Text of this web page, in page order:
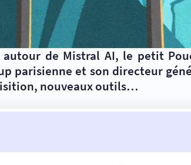
de Mistral AI, le petit
parisienne et son directeur
nouveaux outils…